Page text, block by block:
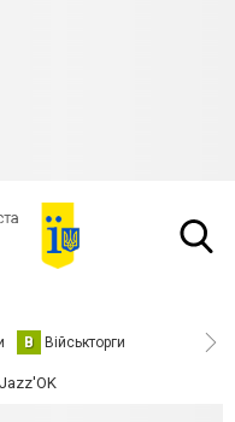
В Військторги